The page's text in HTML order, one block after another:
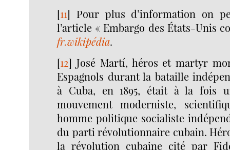
[11] Pour plus d’information on
l’article « Embargo des États-Unis
fr.wikipédia.
[12] José Martí, héros et martyr
Espagnols durant la bataille
à Cuba, en 1895, était à la fois
mouvement moderniste,
homme politique socialiste
du parti révolutionnaire cubain.
la révolution cubaine cité par